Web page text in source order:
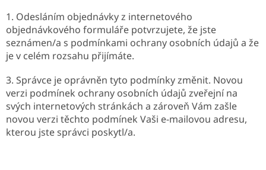
1. Odesláním objednávky z internetového
objednávkového formuláře potvrzujete, že jste
seznámen/a s podmínkami ochrany osobních údajů a že
je v celém rozsahu přijímáte.
3. Správce je oprávněn tyto podmínky změnit. Novou
verzi podmínek ochrany osobních údajů zveřejní na
svých internetových stránkách a zároveň Vám zašle
novou verzi těchto podmínek Vaši e-mailovou adresu,
kterou jste správci poskytl/a.